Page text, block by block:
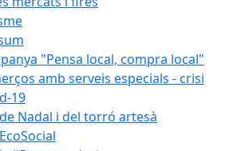
"Pensa local, compra local"
amb serveis especials - crisi
19
Nadal i del torró artesà